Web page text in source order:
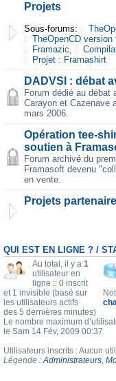
Projets
Sous-forums:
TheOpenCD version
Framazic,
Projet : Framashirt
DADVSI : débat
Forum dédié au débat
Carayon et Cazenave
mars 2006.
Opération tee-
soutien à
Forum archivé du
Framasoft devenu
en vente.
Projets
QUI EST EN LIGNE ? /
Au total, il y a 1
utilisateur en
ligne :: 0 inscrit
et 1 invisible (basé sur
les utilisateurs actifs
des 5 dernières minutes)
Le nombre maximum
le Sam 14 Fév, 2009 00:37
Utilisateurs inscrits : Aucun
Légende :Administrateurs,